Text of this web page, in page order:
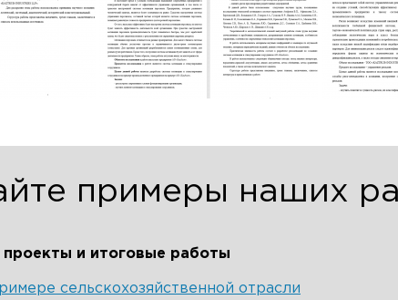
примеры наших
и итоговые работы
сельскохозяйственной отрасли